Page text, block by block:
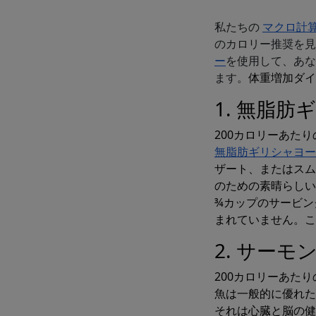
私たちの マクロ計
のカロリー推奨を
ーを使用して、あ
ます。 体重増加ダ
1. 無脂肪
200カロリーあた
無脂肪ギリシャヨ
ザート、またはス
のための素晴らし
¾カップのサービ
まれていません。
2. サーモ
200カロリーあた
魚は一般的に優れ
それは心臓と脳の
マクロとカ